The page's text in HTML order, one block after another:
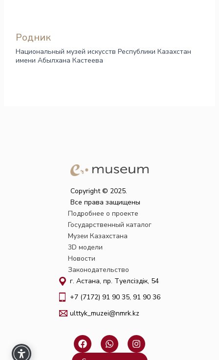
Родник
Национальный музей искусств Республики Казахстан
имени Абылхана Кастеева
Copyright © 2025.
Все права защищены
Подробнее о проекте
Государственный каталог
Музеи Казахстана
3D модели
Новости
Законодательство
г. Астана, пр. Тәуелсіздік, 54
+7 (7172) 91 90 35, 91 90 36
ulttyk_muzei@nmrk.kz
F
a
c
W
h
I
n
s